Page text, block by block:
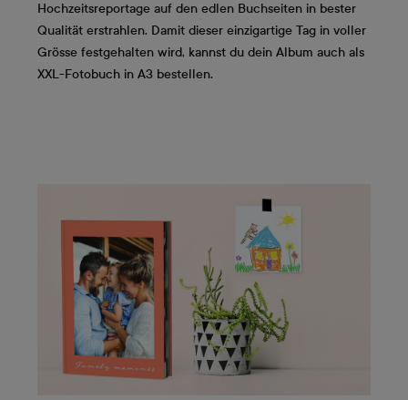
Hochzeitsreportage auf den edlen Buchseiten in bester
Qualität erstrahlen. Damit dieser einzigartige Tag in voller
Grösse festgehalten wird, kannst du dein Album auch als
XXL-Fotobuch in A3 bestellen.